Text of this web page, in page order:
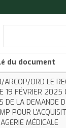
du document
ORD LE
19 FÉVRIER 2025
DE LA DEMANDE
POUR
MÉDICALE